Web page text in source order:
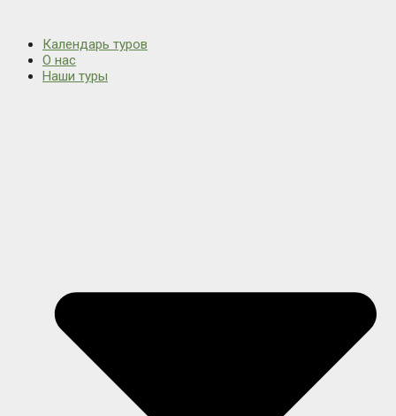
Календарь туров
О нас
Наши туры